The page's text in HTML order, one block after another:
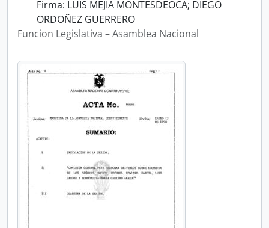
Firma: LUIS MEJIA MONTESDEOCA; DIEGO
ORDOÑEZ GUERRERO
Funcion Legislativa – Asamblea Nacional